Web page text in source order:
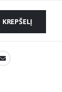
KREPŠELĮ